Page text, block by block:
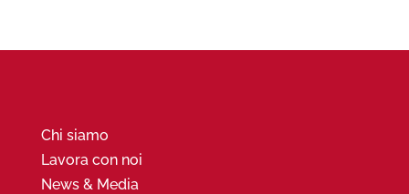
Chi siamo
Lavora con noi
News & Media